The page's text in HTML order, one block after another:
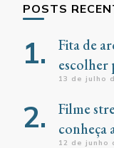
POSTS
Fita de
escolher
13 de julho
Filme
conheça
12 de junho